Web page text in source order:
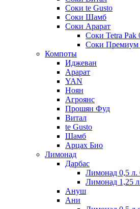
Соки te Gusto
Соки Шамб
Соки Арарат
Соки Tetra Pak
Соки Премиум
Компоты
Иджеван
Арарат
YAN
Ноян
Агроянс
Прошян Фуд
Витал
te Gusto
Шамб
Арцах Био
Лимонад
Дарбас
Лимонад 0,5 л.
Лимонад 1,25
Ануш
Ани